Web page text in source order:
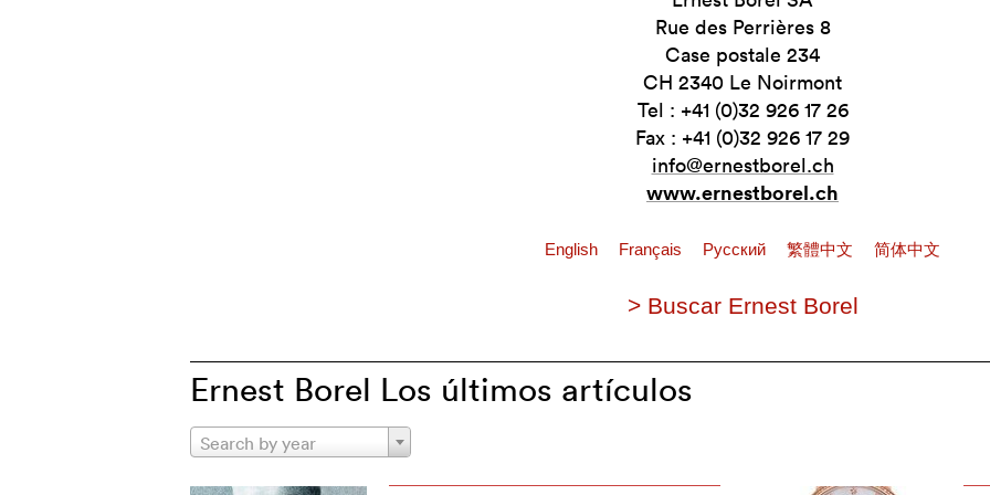
Rue des Perrières 8
Case postale 234
CH 2340 Le Noirmont
Tel : +41 (0)32 926 17 26
Fax : +41 (0)32 926 17 29
info@ernestborel.ch
www.ernestborel.ch
English Français Pусский 繁體中文 简体中文
> Buscar Ernest Borel
Ernest Borel Los últimos artículos
Search by year